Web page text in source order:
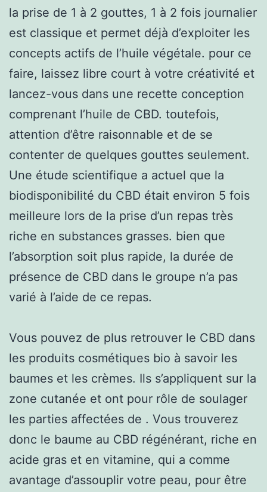
la prise de 1 à 2 gouttes, 1 à 2 fois journalier
est classique et permet déjà d’exploiter les
concepts actifs de l’huile végétale. pour ce
faire, laissez libre court à votre créativité et
lancez-vous dans une recette conception
comprenant l’huile de CBD. toutefois,
attention d’être raisonnable et de se
contenter de quelques gouttes seulement.
Une étude scientifique a actuel que la
biodisponibilité du CBD était environ 5 fois
meilleure lors de la prise d’un repas très
riche en substances grasses. bien que
l’absorption soit plus rapide, la durée de
présence de CBD dans le groupe n’a pas
varié à l’aide de ce repas.
Vous pouvez de plus retrouver le CBD dans
les produits cosmétiques bio à savoir les
baumes et les crèmes. Ils s’appliquent sur la
zone cutanée et ont pour rôle de soulager
les parties affectées de . Vous trouverez
donc le baume au CBD régénérant, riche en
acide gras et en vitamine, qui a comme
avantage d’assouplir votre peau, pour être